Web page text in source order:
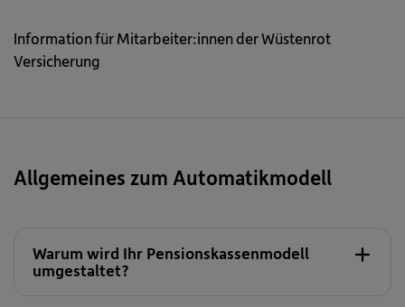
Information für Mitarbeiter:innen der Wüstenrot
Versicherung
Allgemeines zum Automatikmodell
Warum wird Ihr Pensionskassenmodell
umgestaltet?